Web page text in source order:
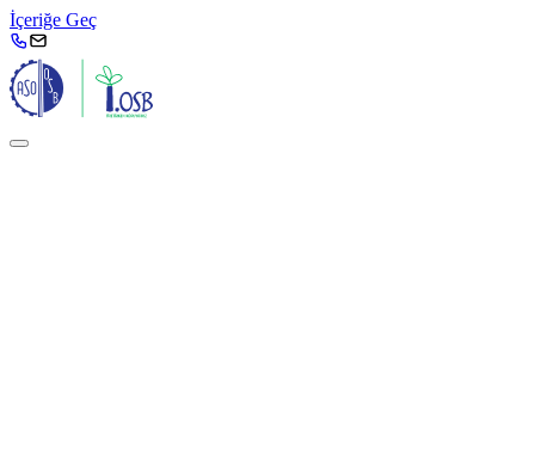
İçeriğe Geç